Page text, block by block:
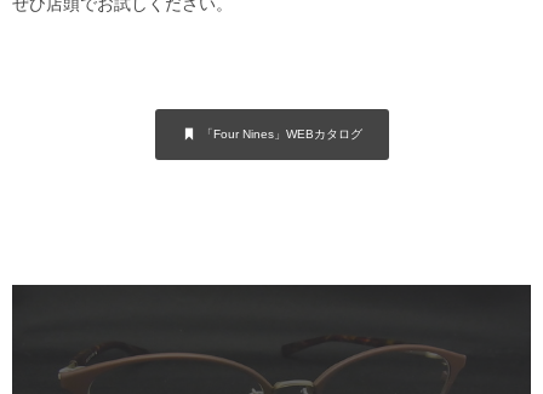
「Four Nines」WEBカタログ